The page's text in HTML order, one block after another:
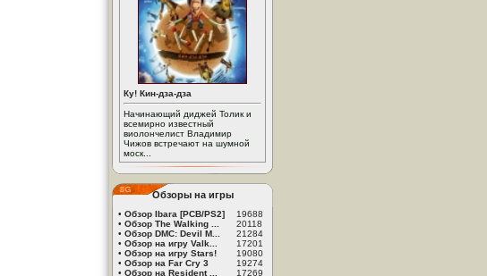
Ку! Кин-дза-дза
Начинающий диджей Толик и
всемирно известный
виолончелист Владимир
Чижов встречают на шумной
моск...
Обзоры на игры
• Обзор Ibara [PCB/PS2]
19688
• Обзор The Walking ...
20118
• Обзор DMC: Devil M...
21284
• Обзор на игру Valk...
17201
• Обзор на игру Stars!
19080
• Обзор на Far Cry 3
19274
• Обзор на Resident ... 17269